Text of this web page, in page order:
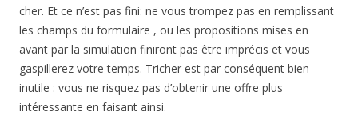
cher. Et ce n’est pas fini: ne vous trompez pas en remplissant
les champs du formulaire , ou les propositions mises en
avant par la simulation finiront pas être imprécis et vous
gaspillerez votre temps. Tricher est par conséquent bien
inutile : vous ne risquez pas d’obtenir une offre plus
intéressante en faisant ainsi.